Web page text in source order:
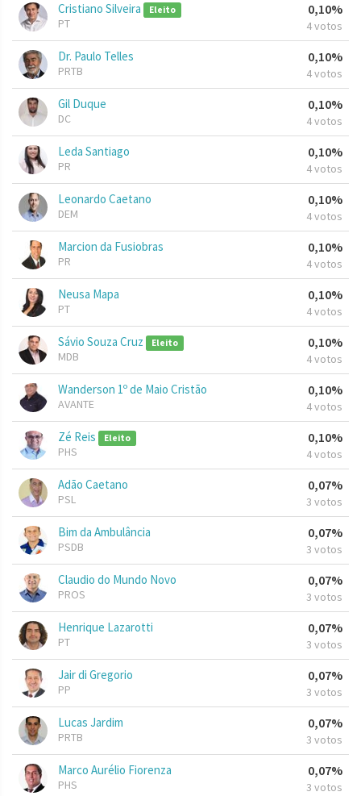
Cristiano Silveira Eleito
PT
0,10%
4 votos
Dr. Paulo Telles
PRTB
0,10%
4 votos
Gil Duque
DC
0,10%
4 votos
Leda Santiago
PR
0,10%
4 votos
Leonardo Caetano
DEM
0,10%
4 votos
Marcion da Fusiobras
PR
0,10%
4 votos
Neusa Mapa
PT
0,10%
4 votos
Sávio Souza Cruz Eleito
MDB
0,10%
4 votos
Wanderson 1º de Maio Cristão
AVANTE
0,10%
4 votos
Zé Reis Eleito
PHS
0,10%
4 votos
Adão Caetano
PSL
0,07%
3 votos
Bim da Ambulância
PSDB
0,07%
3 votos
Claudio do Mundo Novo
PROS
0,07%
3 votos
Henrique Lazarotti
PT
0,07%
3 votos
Jair di Gregorio
PP
0,07%
3 votos
Lucas Jardim
PRTB
0,07%
3 votos
Marco Aurélio Fiorenza
PHS
0,07%
3 votos